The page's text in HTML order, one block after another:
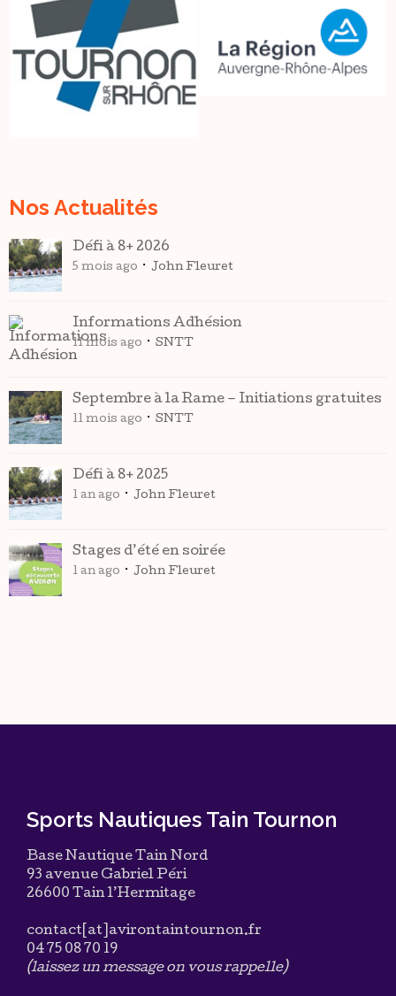
Nos Actualités
Défi à 8+ 2026
5 mois ago John Fleuret
Informations Adhésion
11 mois ago SNTT
Septembre à la Rame – Initiations gratuites
11 mois ago SNTT
Défi à 8+ 2025
1 an ago John Fleuret
Stages d’été en soirée
1 an ago John Fleuret
Sports Nautiques Tain Tournon
Base Nautique Tain Nord
93 avenue Gabriel Péri
26600 Tain l’Hermitage
contact[at]avirontaintournon.fr
04 75 08 70 19
(laissez un message on vous rappelle)